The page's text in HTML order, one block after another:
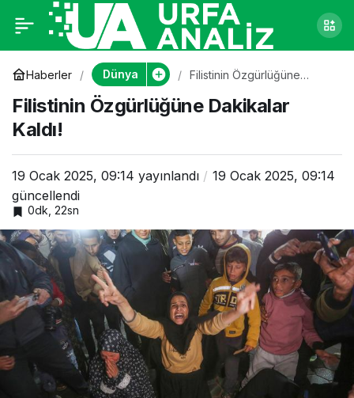
Haberler Dünya
Filistinin Özgürlüğüne
Filistinin Özgürlüğüne Dakikalar
Kaldı!
19 Ocak 2025, 09:14 yayınlandı
19 Ocak 2025, 09:14
güncellendi
0dk, 22sn
Filistinin Özgürlüğüne
Dakikalar Kaldı!
0